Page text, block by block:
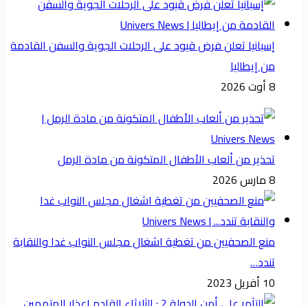
إسبانيا تعلن فرض قيود على الرحلات الجوية والسفن القادمة
من إيطاليا
8 أوت 2026
تحذير من ألعاب الأطفال المتكونة من مادة الرمل
8 مارس 2026
منع الصحفيين من تغطية اشغال مجلس النواب غدا والنقابة
تندد…
10 أفريل 2023